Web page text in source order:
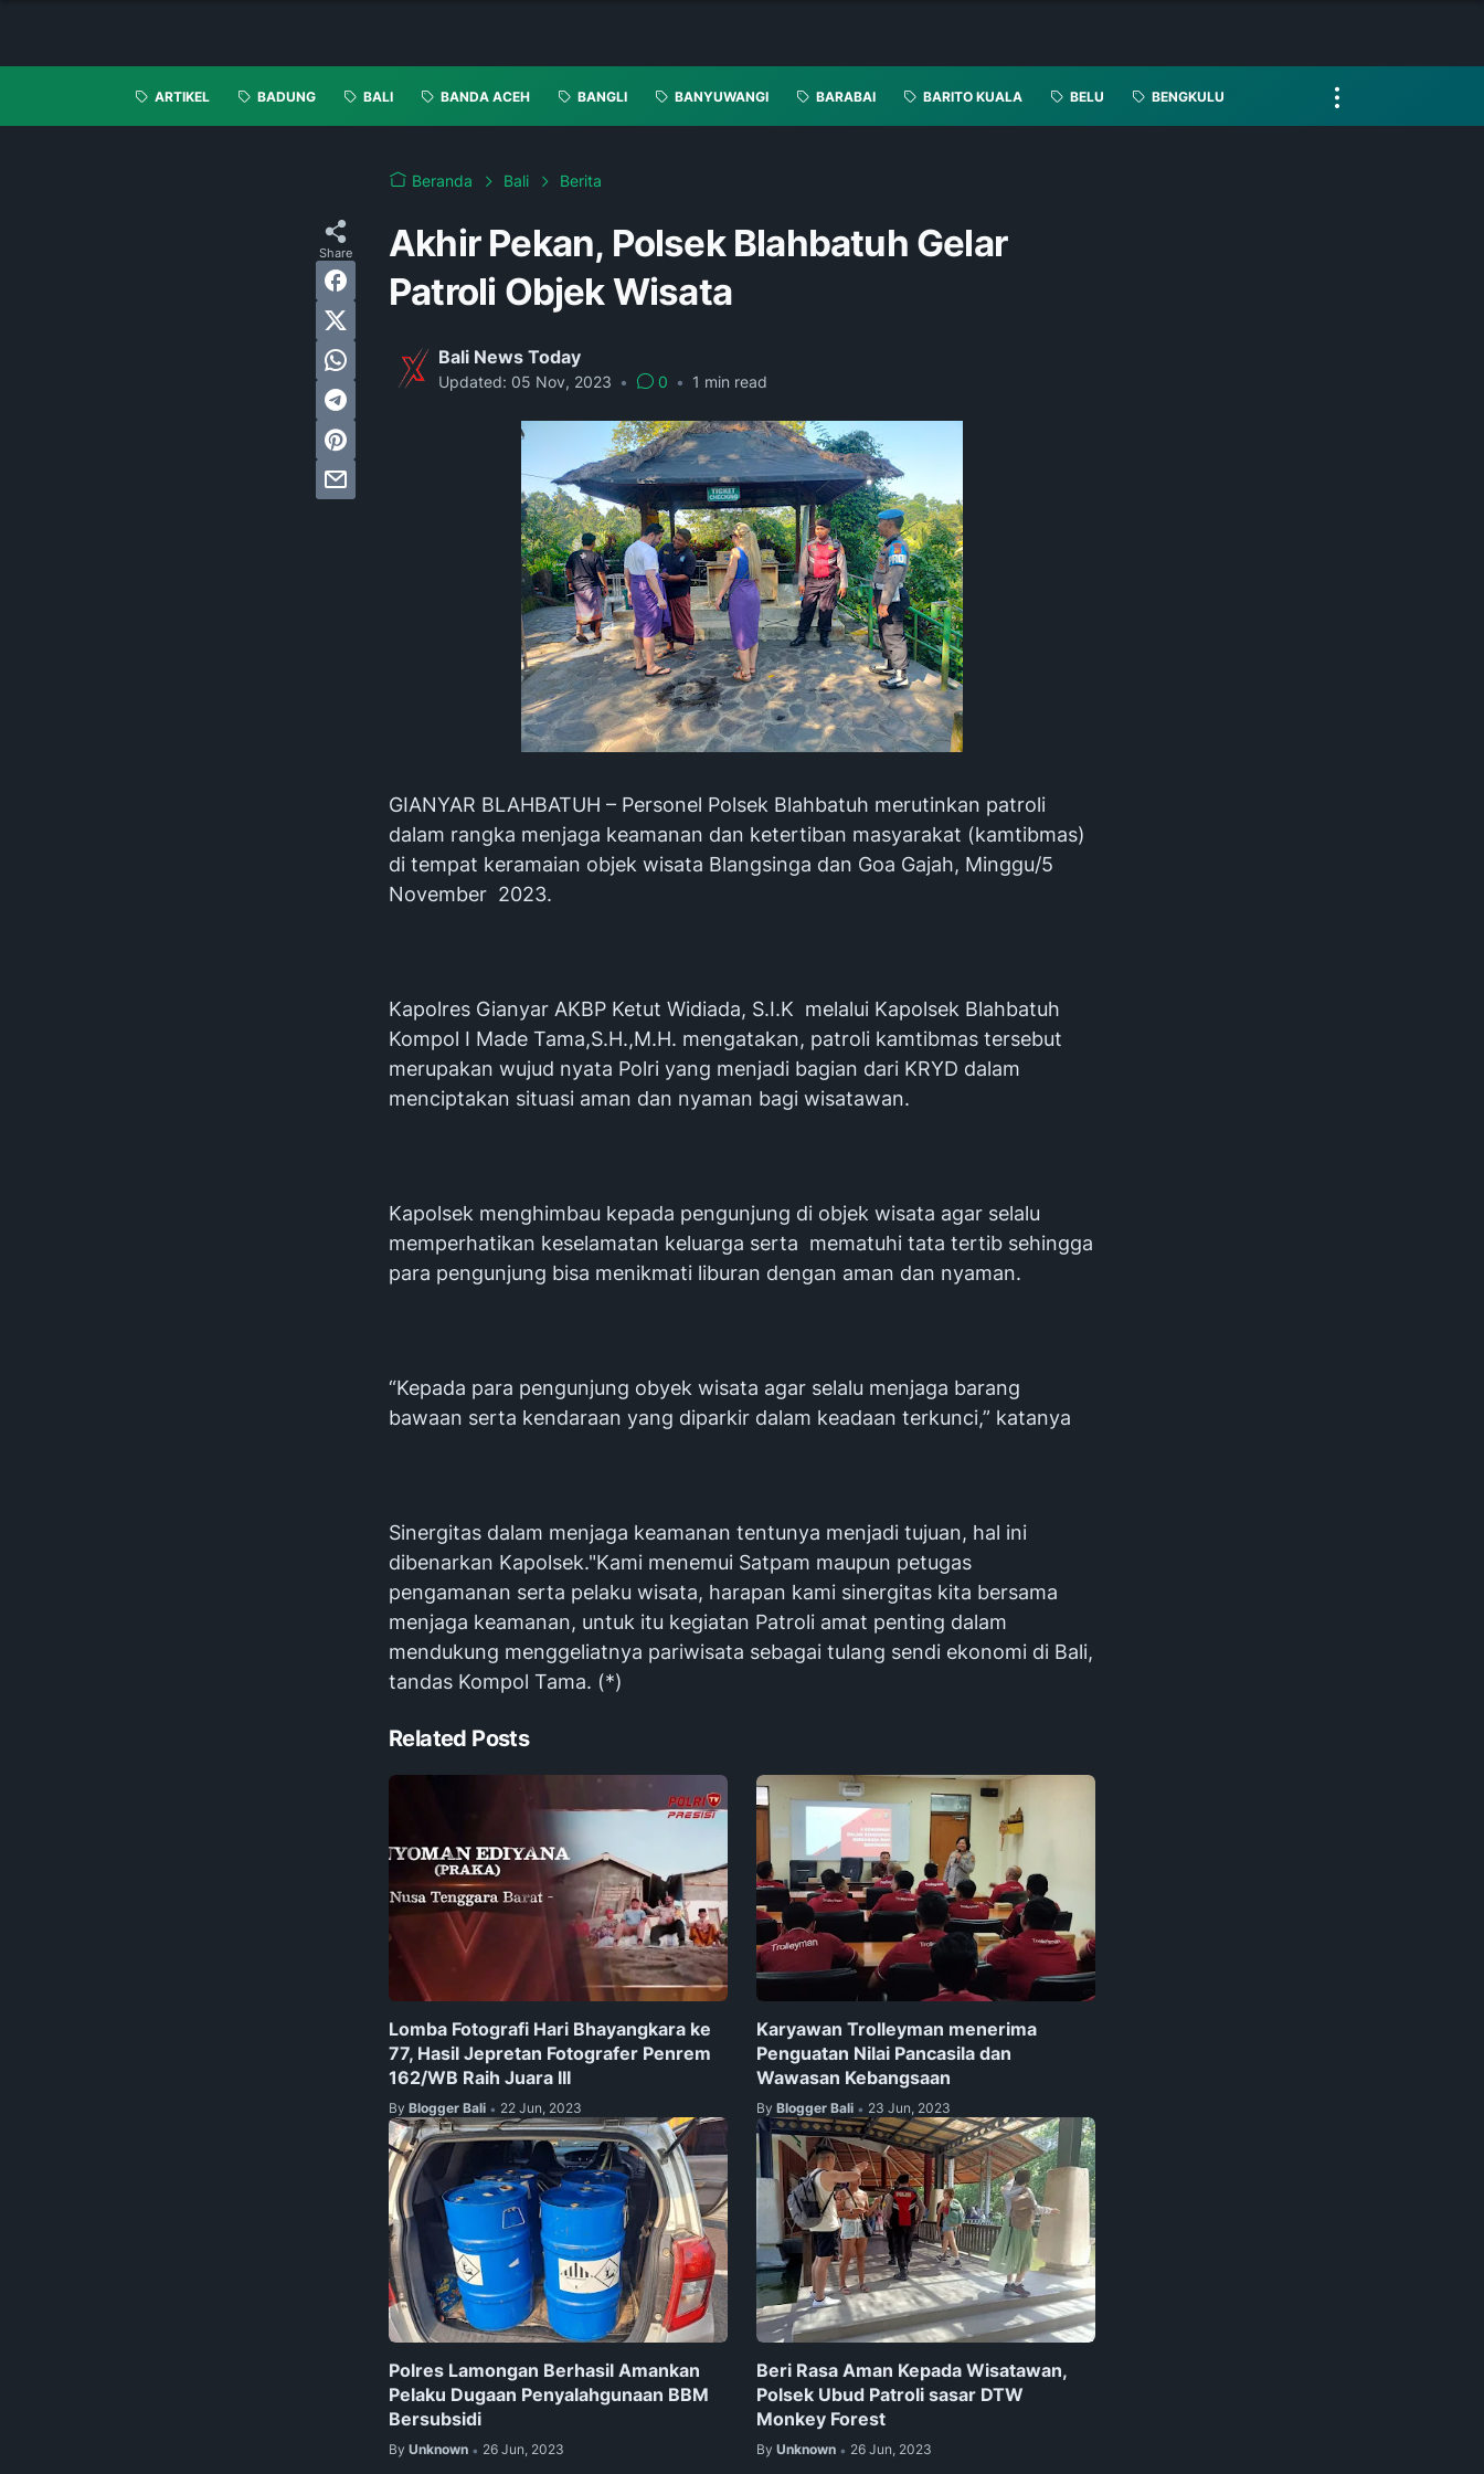
ARTIKEL BADUNG BALI BANDA ACEH BANGLI BANYUWANGI BARABAI BARITO KUALA BELU BENGKULU
Beranda Bali Berita
Akhir Pekan, Polsek Blahbatuh Gelar
Patroli Objek Wisata
Bali News Today
Updated: 05 Nov, 2023 • 0 • 1 min read
GIANYAR BLAHBATUH – Personel Polsek Blahbatuh merutinkan patroli
dalam rangka menjaga keamanan dan ketertiban masyarakat (kamtibmas)
di tempat keramaian objek wisata Blangsinga dan Goa Gajah, Minggu/5
November 2023.
Kapolres Gianyar AKBP Ketut Widiada, S.I.K melalui Kapolsek Blahbatuh
Kompol I Made Tama,S.H.,M.H. mengatakan, patroli kamtibmas tersebut
merupakan wujud nyata Polri yang menjadi bagian dari KRYD dalam
menciptakan situasi aman dan nyaman bagi wisatawan.
Kapolsek menghimbau kepada pengunjung di objek wisata agar selalu
memperhatikan keselamatan keluarga serta mematuhi tata tertib sehingga
para pengunjung bisa menikmati liburan dengan aman dan nyaman.
“Kepada para pengunjung obyek wisata agar selalu menjaga barang
bawaan serta kendaraan yang diparkir dalam keadaan terkunci,” katanya
Sinergitas dalam menjaga keamanan tentunya menjadi tujuan, hal ini
dibenarkan Kapolsek."Kami menemui Satpam maupun petugas
pengamanan serta pelaku wisata, harapan kami sinergitas kita bersama
menjaga keamanan, untuk itu kegiatan Patroli amat penting dalam
mendukung menggeliatnya pariwisata sebagai tulang sendi ekonomi di Bali,
tandas Kompol Tama. (*)
Related Posts
Lomba Fotografi Hari Bhayangkara ke
77, Hasil Jepretan Fotografer Penrem
162/WB Raih Juara III
By Blogger Bali • 22 Jun, 2023
Karyawan Trolleyman menerima
Penguatan Nilai Pancasila dan
Wawasan Kebangsaan
By Blogger Bali • 23 Jun, 2023
Polres Lamongan Berhasil Amankan
Pelaku Dugaan Penyalahgunaan BBM
Bersubsidi
By Unknown • 26 Jun, 2023
Beri Rasa Aman Kepada Wisatawan,
Polsek Ubud Patroli sasar DTW
Monkey Forest
By Unknown • 26 Jun, 2023